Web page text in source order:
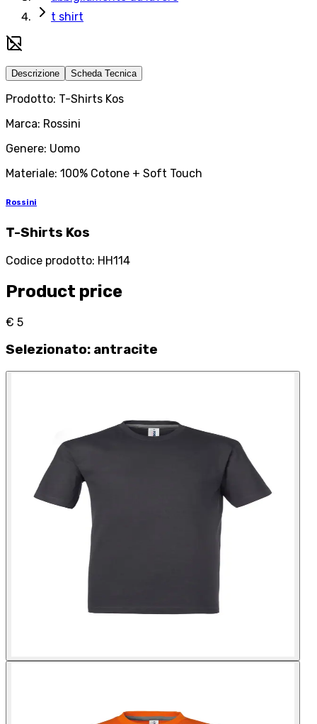
t shirt
Descrizione Scheda Tecnica
Prodotto: T-Shirts Kos
Marca: Rossini
Genere: Uomo
Materiale: 100% Cotone + Soft Touch
Rossini
T-Shirts Kos
Codice prodotto: HH114
Product price
€ 5
Selezionato: antracite